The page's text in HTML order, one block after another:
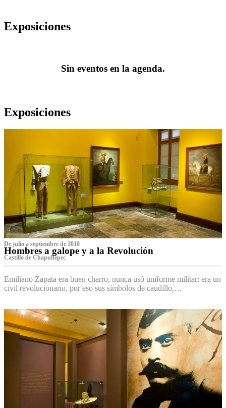
Exposiciones
Sin eventos en la agenda.
Exposiciones
De julio a septiembre de 2010
Hombres a galope y a la Revolución
Castillo de Chapultepec
Emiliano Zapata era buen charro, nunca usó uniforme militar: era un
civil revolucionario, por eso sus símbolos de caudillo,…